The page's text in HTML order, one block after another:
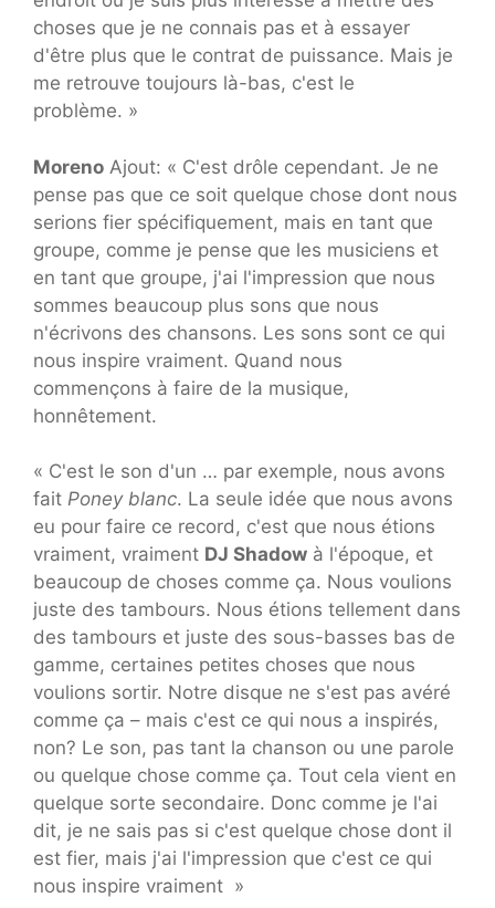
choses que je ne connais pas et à essayer
d'être plus que le contrat de puissance. Mais je
me retrouve toujours là-bas, c'est le
problème. »
Moreno Ajout: « C'est drôle cependant. Je ne
pense pas que ce soit quelque chose dont nous
serions fier spécifiquement, mais en tant que
groupe, comme je pense que les musiciens et
en tant que groupe, j'ai l'impression que nous
sommes beaucoup plus sons que nous
n'écrivons des chansons. Les sons sont ce qui
nous inspire vraiment. Quand nous
commençons à faire de la musique,
honnêtement.
« C'est le son d'un … par exemple, nous avons
fait Poney blanc. La seule idée que nous avons
eu pour faire ce record, c'est que nous étions
vraiment, vraiment DJ Shadow à l'époque, et
beaucoup de choses comme ça. Nous voulions
juste des tambours. Nous étions tellement dans
des tambours et juste des sous-basses bas de
gamme, certaines petites choses que nous
voulions sortir. Notre disque ne s'est pas avéré
comme ça – mais c'est ce qui nous a inspirés,
non? Le son, pas tant la chanson ou une parole
ou quelque chose comme ça. Tout cela vient en
quelque sorte secondaire. Donc comme je l'ai
dit, je ne sais pas si c'est quelque chose dont il
est fier, mais j'ai l'impression que c'est ce qui
nous inspire vraiment »